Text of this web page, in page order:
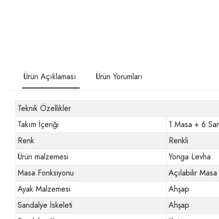
Ürün Açıklaması Ürün Yorumları
Teknik Özellikler
Takım İçeriği
1 Masa + 6
Renk
Renkli
Ürün malzemesi
Yonga Levha
Masa Fonksiyonu
Açılabilir Masa
Ayak Malzemesi
Ahşap
Sandalye İskeleti
Ahşap